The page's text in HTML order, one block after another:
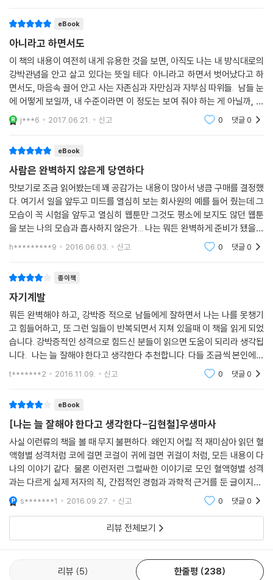
나보다 나이 많은 외국인 선생님에게 “Hi teacher~!”했다가 방과 후 동
네 슈퍼 아저씨나 경비 아저씨 보고 “방가요~!” 했다가는 즉시 험한 꼴을
당하는 사회가 바로 우리나라입니다. 그러다 보니 우린 자연스레 모순이란
덫에서 살아남기 위해 가장 효율적인 방법을 선택할 수밖에 없습니다. ‘부
정’이란 심리가 바로 그 대안 중 하나입니다. ‘부정’은 세상과 자신의 일부
를 아예 망각하고 지내는 심리로 모순이 안겨주는 헷갈림과 불안에서 우릴
구원해줍니다. 그런데 불행히도 우리나라는 ‘부정’이란 방어 기제만으론
유교적 가치관과 기독교적 가치관이 내면에서 상충하고 있습니다. 동양은
고 나온 말입니다. 입신양명해야 집안을 일으킨다는 3대 종손 아버지와 희
생과 박애를 강조하는 독실한 크리스천 어머니 밑에서 자란 아이를 상상해
봅시다. 이 경우 아이는 집안에서부터 가치관의 혼란을 겪으며 자라납니
다.
어른 앞에서 깍듯이 배꼽 인사를 해야 하고 함부로 담배를 피우지 말라고
들었지만 MTV를 보거나 영어 마을에 가서 자연스럽게 “Hey, Man~” 하
보다 마음이 중요하다고 배우지만, 성인이 돼서는 잘 기억조차 나지 않는
친구의 부조금과 축의금 액수를 결정해야 하는 데 많은 시간을 허비하는
우리. 결코 양립할 수 없는 가치체계가 공존하는 틀 속에 살아가는 우리 아
이들은 지금도 꾸역꾸역 이 나라에서 자라나고 있습니다.”
- 본문 [이율배반적인 가치관이 만들어놓은 늪, ‘애매함’ 中]
저자는 책을 통해 바로 현재 대한민국의 강박 성향을 진단한다. 예를 들어,
예능 프로그램에 적용된 강박 성향에 대한 분석이 그것이다. 저자는 몇 해
션 프로그램과 [개그콘서트]의 ‘애정남’과 같은 코너가 인기를 끌 수밖에
없는 한국인 특유의 강박 성향에 주목한다. 프로 의식과 자존심이 짓밟혀
도 당사자인 내가 그 조건에 동의하고 원하는 수요가 있다면, 가슴에 크게
남을 정서적 상처쯤은 문제 삼지 않아야 한다는 잔인한 암묵적 동의, 그것
은 잔인해도 원리원칙이라면 무조건 지켜야 한다는 강박 성향과 애매한 걸
싫어하면서도 애매한 상황에 자주 빠져드는 한국인 특유의 강박 성향이라
고 지적한다.
이외에도 살아가면서 우리가 집착하면서 허무하게 좇고 있는 것들, 성공과
리더십, 스펙, 돈, 예의뿐만 아니라 한국인들에게 특히나 예민한 정의와 원
리원칙, 청결 그리고 누구보다 완벽해지고 싶고 누구보다 우월해지고 싶은
욕구의 무의식적인 의미와 강박의 관계를 24가지의 키워드로 구성해 불
eBook
아니라고 하면서도
이 책의 내용이 여전히 내게 유용한 것을 보면, 아직도 나는 내 방식대로의
강박관념을 안고 살고 있다는 뜻일 테다. 아니라고 하면서 벗어났다고 하
면서도, 마음속 끌어 안고 사는 자존심과 자만심과 자부심 따위들. 남들 눈
에 어떻게 보일까, 내 수준이라면 이 정도는 보여 줘야 하는 게 아닐까, 내
가 이만큼 잘났으니 나의 잘난 면을 알려야 하지 않을까, 여기서 못한다고
하면 상대
j***6 2017.06.21. 신고 0 댓글0
eBook
사람은 완벽하지 않은게 당연하다
맛보기로 조금 읽어봤는데 꽤 공감가는 내용이 많아서 냉큼 구매를 결정했
다. 여기서 일을 앞두고 미드를 열심히 보는 회사원의 예를 들어 줬는데 그
모습이 꼭 시험을 앞두고 열심히 웹툰만 그것도 평소에 보지도 않던 웹툰
을 보는 나의 모습과 흡사하지 않은가... 나는 뭐든 완벽하게 준비가 됐을때
일을 행하기를 원하는 바이고, 고집스럽게도 완벽하게 되지 않는다면 그것
h*********9 2016.06.03. 신고 0 댓글0
종이책
자기계발
뭐든 완벽해야 하고, 강박증 적으로 남들에게 잘하면서 나는 나를 못챙기
고 힘들어하고, 또 그런 일들이 반복되면서 지쳐 있을때 이 책을 읽게 되었
습니다. 강박증적인 성격으로 힘드신 분들이 읽으면 도움이 되리라 생각됩
니다. 나는 늘 잘해야 한다고 생각한다 추천합니다. 다들 조금씩 본인에게
여유를 주면서 조금은 느긋하게 살자구요~우리 모두 파이팅!! 파이팅!!아
t*******2 2016.11.09. 신고 0 댓글0
eBook
[나는 늘 잘해야 한다고 생각한다-김현철]우생마사
사실 이런류의 책을 볼 때 무지 불편하다. 왜인지 어릴 적 재미삼아 읽던 혈
액형별 성격처럼 코에 걸면 코걸이 귀에 걸면 귀걸이 처럼, 모든 내용이 다
나의 이야기 같다. 물론 이런저런 그럴싸한 이야기로 모인 혈액형별 성격
과는 다르게 실제 저자의 직, 간접적인 경험과 과학적 근거를 둔 글이지만,
불편한 것은 매한가지.이 불편함의 근원은 무엇일까? 아마도 또 하나의 강
박일지 모
s*******1 2016.09.27. 신고 0 댓글0
리뷰 전체보기
리뷰 5 한줄평 238